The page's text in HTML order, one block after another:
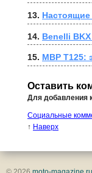
13.
14. Benelli
15. MBP T125:
Оставить
Для добавления
Социальные
↑ Наверх